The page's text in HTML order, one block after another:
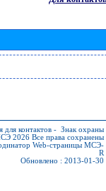
контактов - Знак охраны
2026 Все права сохранены
Web-страницы МСЭ-
R
Обновлено : 2013-01-30